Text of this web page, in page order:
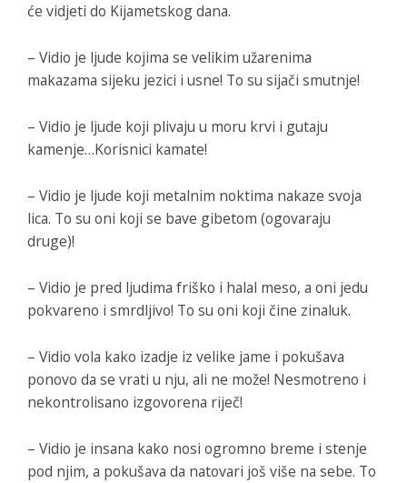
će vidjeti do Kijametskog dana.
– Vidio je ljude kojima se velikim užarenima
makazama sijeku jezici i usne! To su sijači smutnje!
– Vidio je ljude koji plivaju u moru krvi i gutaju
kamenje…Korisnici kamate!
– Vidio je ljude koji metalnim noktima nakaze svoja
lica. To su oni koji se bave gibetom (ogovaraju
druge)!
– Vidio je pred ljudima friško i halal meso, a oni jedu
pokvareno i smrdljivo! To su oni koji čine zinaluk.
– Vidio vola kako izadje iz velike jame i pokušava
ponovo da se vrati u nju, ali ne može! Nesmotreno i
nekontrolisano izgovorena riječ!
– Vidio je insana kako nosi ogromno breme i stenje
pod njim, a pokušava da natovari još više na sebe. To